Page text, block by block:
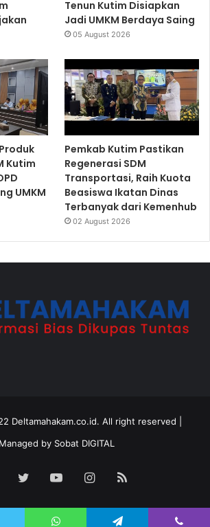
Tenun Kutim Disiapkan
Jadi UMKM Berdaya Saing
05 August 2026
Kutim
UMKM
Pemkab Kutim Pastikan
Regenerasi SDM
Transportasi, Raih Kuota
Beasiswa Ikatan Dinas
Terbanyak dari Kemenhub
02 August 2026
Deltamahakam.co.id. All right reserved |
Managed by Sobat DIGITAL
Facebook
Twitter YouTubeInstagram